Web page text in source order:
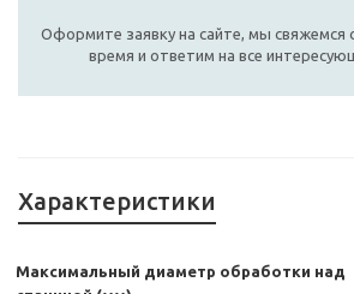
Оформите заявку на сайте, мы свяжемся
время и ответим на все
Характеристики
Максимальный диаметр обработки над